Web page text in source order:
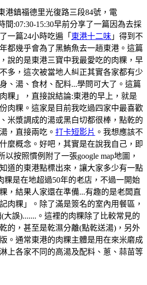
港鎮福德里光復路三段84號，電
間:07:30-15:30早前分享了一篇因為去採
一篇24小時吃遍「 東港十二味 」得到不
都幾乎會為了黑鮪魚去一趟東港。這篇
說的是東港三寶中我最愛吃的肉粿，早
多，這次被當地人糾正其實各家都有少
、湯、食材、配料...學問可大了。這篇
粿」，直接說結論:東港的早上，就是
肉粿。這家是目前我吃過四家中最喜歡
米漿調成的湯或黑白切都很棒，點乾的
，直接兩吃。 打卡短影片 。我想應該不
麼概念。好吧，其實是在說我自己，即
以按照慣例附了一張google map地圖，
道的東港點標出來，讓大家多少有一點
粿是在地超過50年的老店，不過一開始
，結果人家還在準備...有趣的是老闆直
肉粿」。除了滿是簽名的室內用餐區，
大誤).......。這裡的肉粿除了比較常見的
的，甚至是乾濕分離(點乾送湯)，另外
。通常東港的肉粿主體是用在來米磨成
上各家不同的高湯及配料、蔥、蒜苗等